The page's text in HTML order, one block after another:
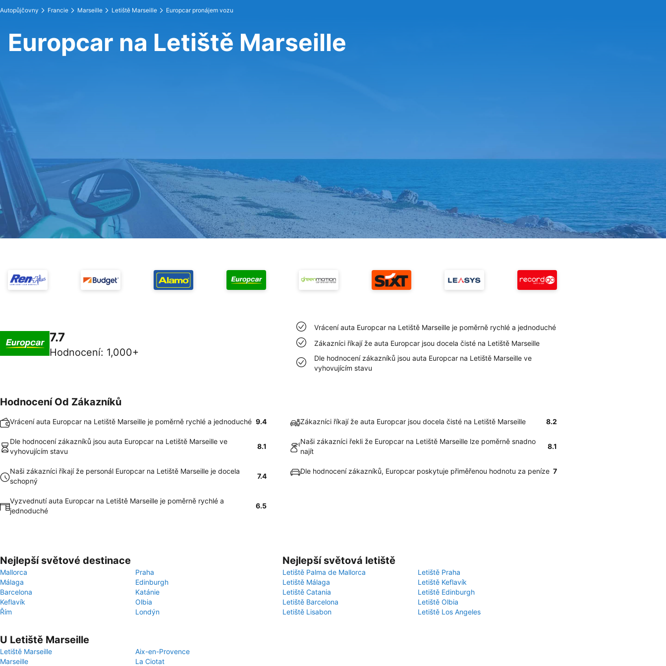
Autopůjčovny Francie Marseille Letiště Marseille Europcar pronájem vozu
Europcar na Letiště Marseille
7.7
Hodnocení: 1,000+
Vrácení auta Europcar na Letiště Marseille je poměrně rychlé a jednoduché
Zákazníci říkají že auta Europcar jsou docela čisté na Letiště Marseille
Dle hodnocení zákazníků jsou auta Europcar na Letiště Marseille ve
vyhovujícím stavu
Hodnocení Od Zákazníků
Vrácení auta Europcar na Letiště Marseille je poměrně rychlé a jednoduché 9.4 Zákazníci říkají že auta Europcar jsou docela čisté na Letiště Marseille 8.2
Dle hodnocení zákazníků jsou auta Europcar na Letiště Marseille ve
vyhovujícím stavu
8.1
Naši zákazníci řekli že Europcar na Letiště Marseille lze poměrně snadno
najít
8.1
Naši zákazníci říkají že personál Europcar na Letiště Marseille je docela
schopný
7.4
Dle hodnocení zákazníků, Europcar poskytuje přiměřenou hodnotu za peníze 7
Vyzvednutí auta Europcar na Letiště Marseille je poměrně rychlé a
jednoduché
6.5
Nejlepší světové destinace
Mallorca
Praha
Málaga
Edinburgh
Barcelona
Katánie
Keflavík
Olbia
Řím
Londýn
Nejlepší světová letiště
Letiště Palma de Mallorca
Letiště Praha
Letiště Málaga
Letiště Keflavík
Letiště Catania
Letiště Edinburgh
Letiště Barcelona
Letiště Olbia
Letiště Lisabon
Letiště Los Angeles
U Letiště Marseille
Letiště Marseille
Aix-en-Provence
Marseille
La Ciotat